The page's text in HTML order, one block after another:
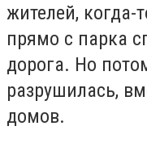
жителей, когда-
прямо с парка
дорога. Но
разрушилась,
домов.